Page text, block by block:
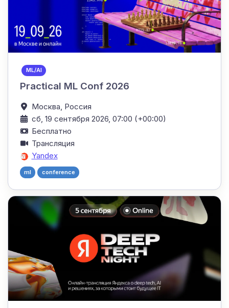
ML/AI
Practical ML Conf 2026
Москва, Россия
сб, 19 сентября 2026, 07:00 (+00:00)
Бесплатно
Трансляция
Yandex
ml conference